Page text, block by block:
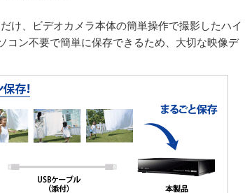
け、ビデオカメラ本体の簡単操作で撮影したハイ
コン不要で簡単に保存できるため、大切な映像デ